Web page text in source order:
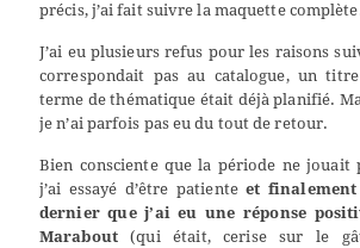
précis, j’ai fait suivre la maquette
J’ai eu plusieurs refus pour les raisons
correspondait pas au catalogue, un
terme de thématique était déjà planifié.
je n’ai parfois pas eu du tout de retour.
Bien consciente que la période ne jouait
j’ai essayé d’être patienteet finalement
dernier que j’ai eu une réponse
Marabout(qui était, cerise sur le